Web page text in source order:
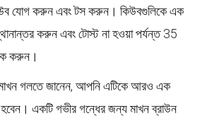
যোগ করুন এবং টস করুন। কিউবগুলিকে এক
করুন এবং টোস্ট না হওয়া পর্যন্ত 35
করুন।
গলতে জানেন, আপনি এটিকে আরও এক
হবেন। একটি গভীর গন্ধের জন্য মাখন ব্রাউন